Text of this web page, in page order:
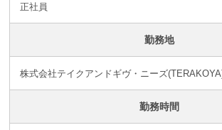
正社員
勤務地
株式会社テイクアンドギヴ・ニーズ
勤務時間